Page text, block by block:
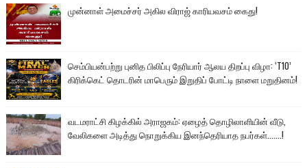
முன்னாள் அமைச்சர் அகில விராஜ் காரியவசம் கைது!
செம்பியன்பற்று புனித பிலிப்பு நேரியார் ஆலய திறப்பு விழா: ‘T10’
கிரிக்கெட் தொடரின் மாபெரும் இறுதிப் போட்டி நாளை மறுதினம்!
வடமராட்சி கிழக்கில் அராஜகம்: ஏழைத் தொழிலாளியின் வீடு,
வேலிகளை அடித்து நொறுக்கிய இனந்தெரியாத நபர்கள்.......!